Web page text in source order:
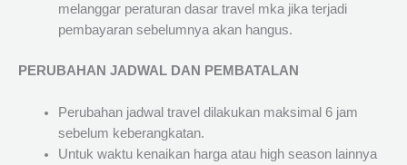
melanggar peraturan dasar travel mka jika terjadi
pembayaran sebelumnya akan hangus.
PERUBAHAN JADWAL DAN PEMBATALAN
Perubahan jadwal travel dilakukan maksimal 6 jam
sebelum keberangkatan.
Untuk waktu kenaikan harga atau high season lainnya